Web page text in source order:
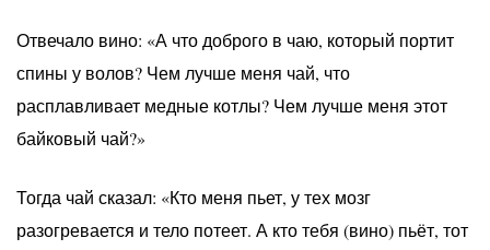
Отвечало вино: «А что доброго в чаю, который портит
спины у волов? Чем лучше меня чай, что
расплавливает медные котлы? Чем лучше меня этот
байковый чай?»
Тогда чай сказал: «Кто меня пьет, у тех мозг
разогревается и тело потеет. А кто тебя (вино) пьёт, тот